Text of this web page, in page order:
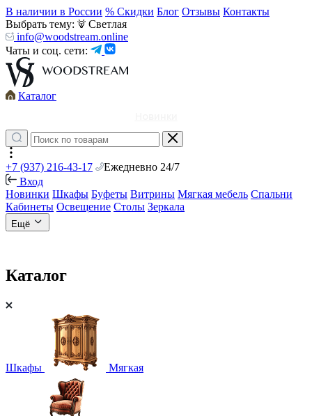
В наличии в России % Скидки Блог Отзывы Контакты
Выбрать тему:
Светлая
info@woodstream.online
Чаты и соц. сети:
Каталог
+7 (937) 216-43-17
Ежедневно 24/7
Вход
Новинки Шкафы Буфеты Витрины Мягкая мебель Спальни
Кабинеты Освещение Столы Зеркала
Ещё
Каталог
Шкафы Мягкая